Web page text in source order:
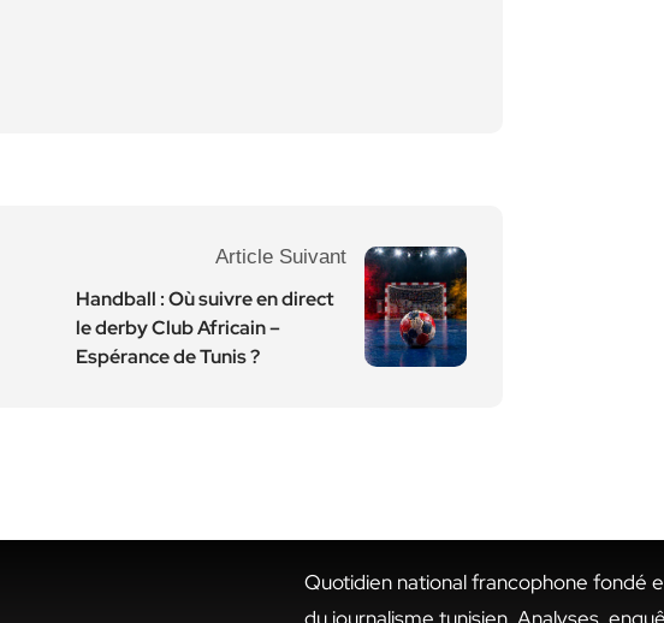
Article Suivant
Handball : Où suivre en direct
le derby Club Africain –
Espérance de Tunis ?
Quotidien national francophone fondé